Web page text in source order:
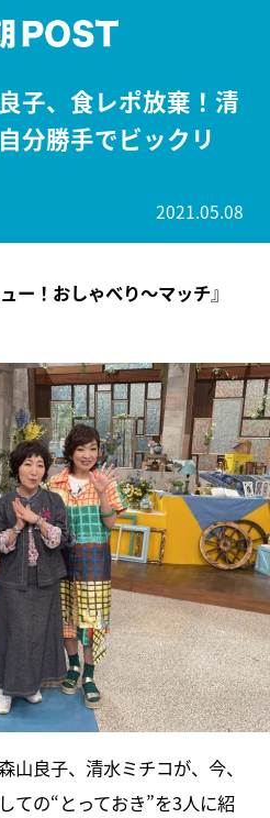
子、食レポ放棄！清
分勝手でビックリ
2021.05.08
ー！おしゃべり～マッチ』
山良子、清水ミチコが、今、
ての“とっておき”を3人に紹